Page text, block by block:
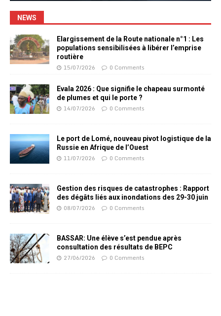
NEWS
Elargissement de la Route nationale n°1 : Les
populations sensibilisées à libérer l’emprise
routière
15/07/2026 0 Comments
Evala 2026 : Que signifie le chapeau surmonté
de plumes et qui le porte ?
14/07/2026 0 Comments
Le port de Lomé, nouveau pivot logistique de la
Russie en Afrique de l’Ouest
11/07/2026 0 Comments
Gestion des risques de catastrophes : Rapport
des dégâts liés aux inondations des 29-30 juin
08/07/2026 0 Comments
BASSAR: Une élève s’est pendue après
consultation des résultats de BEPC
27/06/2026 0 Comments